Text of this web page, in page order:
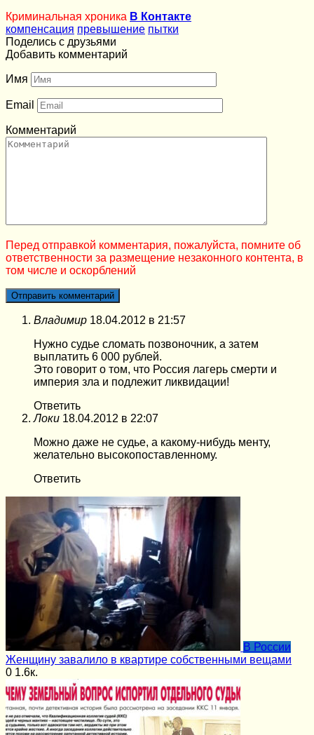
Криминальная хроника В Контакте
компенсация превышение пытки
Поделись с друзьями
Добавить комментарий
Имя
Email
Комментарий
Перед отправкой комментария, пожалуйста, помните об
ответственности за размещение незаконного контента, в
том числе и оскорблений
Владимир 18.04.2012 в 21:57
Нужно судье сломать позвоночник, а затем
выплатить 6 000 рублей.
Это говорит о том, что Россия лагерь смерти и
империя зла и подлежит ликвидации!
Ответить
Локи 18.04.2012 в 22:07
Можно даже не судье, а какому-нибудь менту,
желательно высокопоставленному.
Ответить
В России
Женщину завалило в квартире собственными вещами
0 1.6к.